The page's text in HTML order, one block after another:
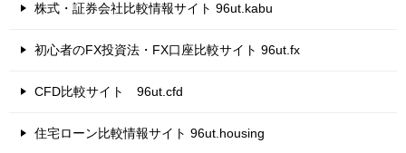
株式・証券会社比較情報サイト 96ut.kabu
初心者のFX投資法・FX口座比較サイト 96ut.fx
CFD比較サイト 96ut.cfd
住宅ローン比較情報サイト 96ut.housing